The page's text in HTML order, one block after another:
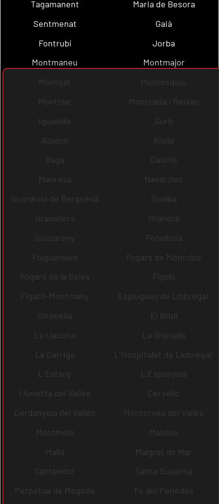
Tagamanent
Maria de Besora
Sentmenat
Gaià
Fontrubí
Jorba
Montmaneu
Montmajor
Montgat
Montesquiu
Montclar
Montcada i Reixac
Igualada
Gurb
Alpens
Alella
Bagà
Cabrils
Manresa
Navarcles
Guardiola de Berguedà
Gualba
Granollers
Granera
Gisclareny
Fonollosa
Folgueroles
Fogars de Montclús
Fogars de la Selva
Fígols
Figaró-Montmany
Esplugues de Llobregat
Gironella
El Brull
La Llacuna
La Granada
La Garriga
L´Hospitalet de Llobregat
L´Estany
L´Espunyola
l´Ametlla del Vallès
Cervelló
Cerdanyola del Vallès
Montornès del Vallès
Montmeló
Manlleu
Malla
Malgrat de Mar
Santpedor
Santa Susanna
Perpètua de Mogoda
Fe del Penedès